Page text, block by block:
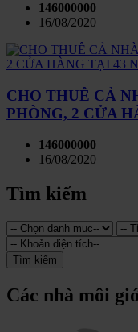
146000000
16/08/2020
CHO THUÊ CẢ
PHÒNG, 2 CỬA
146000000
16/08/2020
Tìm kiếm
Tìm kiếm
Các nhà môi